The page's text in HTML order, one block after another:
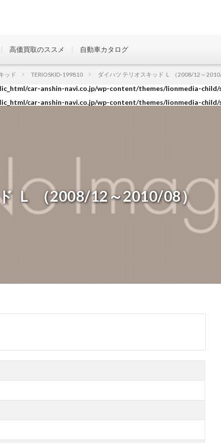
car-anshin-navi.co.jp/wp-content/themes/lionmedia-child/
car-anshin-navi.co.jp/wp-content/themes/lionmedia-
car-anshin-navi.co.jp/wp-content/themes/lionmedia-
高価買取のススメ 自動車カタログ
Ｌ （2008/12～2010/08）
ッド TERIOSKID-199810 ダイハツ テリオスキッド Ｌ （2008/12～2010/